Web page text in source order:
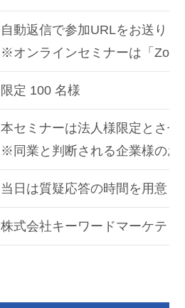
自動返信で参加URLをお送り
※オンラインセミナーは「
限定 100 名様
本セミナーは法人様限定とさ
※同業と判断される企業様のお
当日は質疑応答の時間を用意
株式会社キーワードマーケティ